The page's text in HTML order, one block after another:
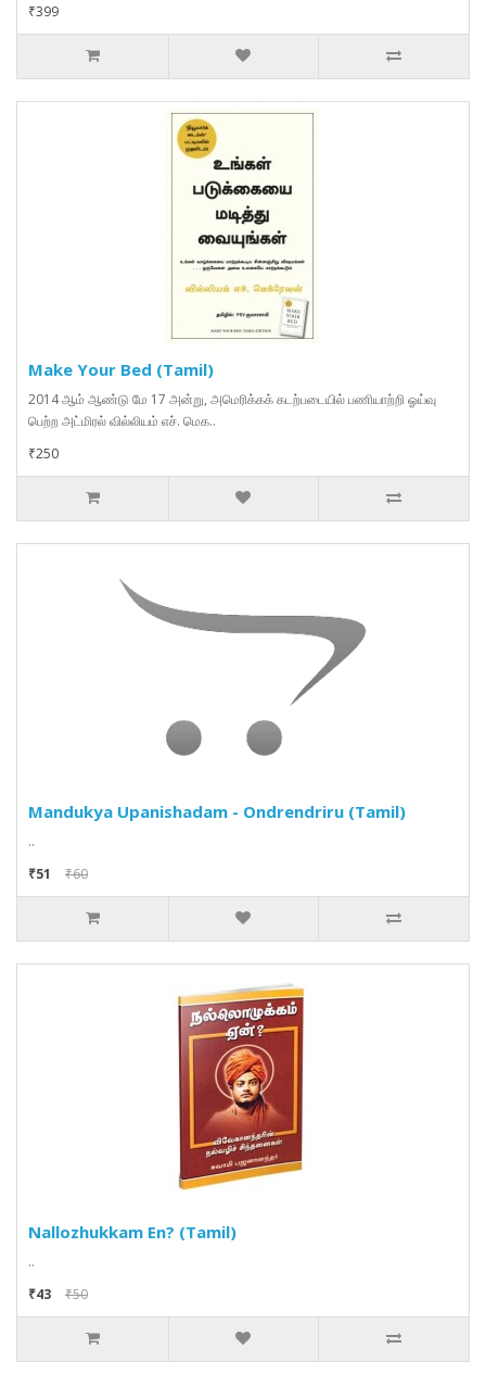
₹399
Make Your Bed (Tamil)
2014 ஆம் ஆண்டு மே 17 அன்று, அமெரிக்கக் கடற்படையில் பணியாற்றி ஓய்வு
பெற்ற அட்மிரல் வில்லியம் எச். மெக..
₹250
Mandukya Upanishadam - Ondrendriru (Tamil)
..
₹51
₹60
Nallozhukkam En? (Tamil)
..
₹43
₹50